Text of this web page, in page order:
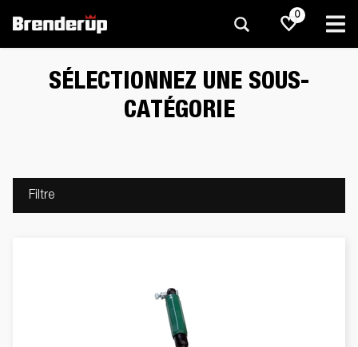
0
SÉLECTIONNEZ UNE SOUS-
CATÉGORIE
Filtre